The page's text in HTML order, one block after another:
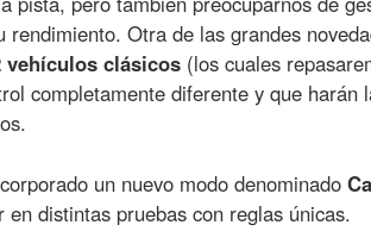
rendimiento. Otra de las grandes
vehículos clásicos (los cuales
completamente diferente y que harán
un nuevo modo denominado
en distintas pruebas con reglas únicas.